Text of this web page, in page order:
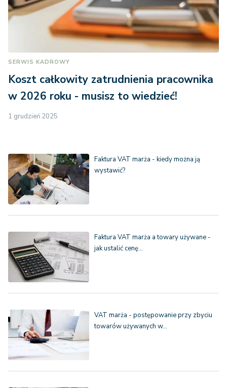
SERWIS KADROWY
Koszt całkowity zatrudnienia pracownika
w 2026 roku - musisz to wiedzieć!
1 grudzień 2025
Faktura VAT marża - kiedy można ją
wystawić?
Faktura VAT marża a towary używane -
jak ustalić cenę…
VAT marża - postępowanie przy zbyciu
towarów używanych w…